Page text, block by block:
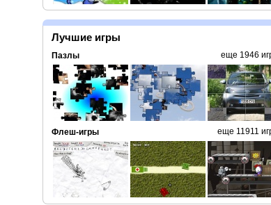
Лучшие игры
Пазлы еще 1946
Флеш-игры еще 11911